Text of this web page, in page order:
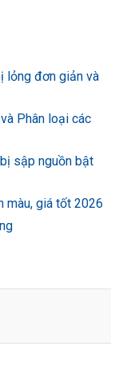
lỏng đơn giản và
Phân loại các
sập nguồn bật
màu, giá tốt 2026